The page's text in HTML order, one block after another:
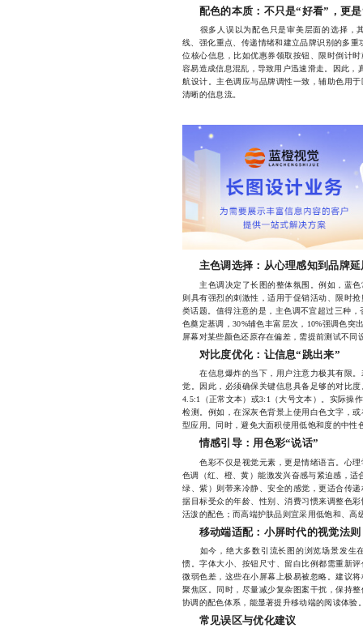
配色的本质：不只是“好看”，更
很多人误以为配色只是审美层面的选择，
线、强化重点、传递情绪和建立品牌识别的多
位核心信息，比如优惠券领取按钮、限时倒计
容易造成信息混乱，导致用户迅速滑走。因此，
航设计。主色调应与品牌调性一致，辅助色用
清晰的信息流。
主色调选择：从心理感知到品牌延
主色调决定了长图的整体氛围。例如，蓝色
则具有强烈的刺激性，适用于促销活动、限时
类话题。值得注意的是，主色调不宜超过三种，
色奠定基调，30%辅色丰富层次，10%强调色
屏幕对某些颜色还原存在偏差，需提前测试不同
对比度优化：让信息“跳出来”
在信息爆炸的当下，用户注意力极其有限。
觉。因此，必须确保关键信息具备足够的对比
4.5:1（正常文本）或3:1（大号文本）。实际操
检测。例如，在深灰色背景上使用白色文字，
型应用。同时，避免大面积使用低饱和度的中性
情感引导：用色彩“说话”
色彩不仅是视觉元素，更是情绪语言。心理
色调（红、橙、黄）能激发兴奋感与紧迫感，适
绿、紫）则带来冷静、安全的感觉，更适合传
据目标受众的年龄、性别、消费习惯来调整色
活泼的配色；而高端护肤品则宜采用低饱和、高
移动端适配：小屏时代的视觉法则
如今，绝大多数引流长图的浏览场景发生
惯。字体大小、按钮尺寸、留白比例都需重新
微弱色差，这些在小屏幕上极易被忽略。建议
聚焦区。同时，尽量减少复杂图案干扰，保持
协调的配色体系，能显著提升移动端的阅读体验
常见误区与优化建议